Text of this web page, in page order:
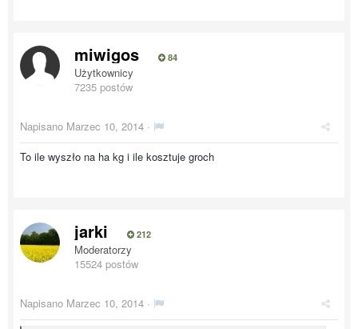
miwigos 84
Użytkownicy
7235 postów
Napisano Marzec 10, 2014 ·
To ile wyszło na ha kg i ile kosztuje groch
jarki 212
Moderatorzy
15524 postów
Napisano Marzec 10, 2014 ·